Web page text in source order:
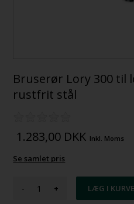
Bruserør Lory 300
rustfrit stål
1.283,00 DKK Inkl. Moms
Se samlet pris
- +